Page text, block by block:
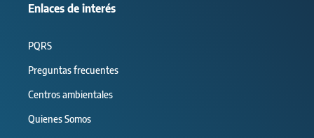
Enlaces de interés
PQRS
Preguntas frecuentes
Centros ambientales
Quienes Somos